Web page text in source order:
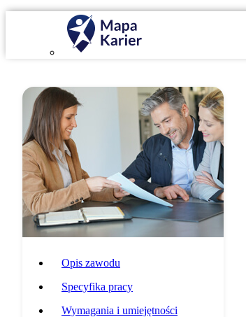
Opis zawodu
Specyfika pracy
Wymagania i umiejętności